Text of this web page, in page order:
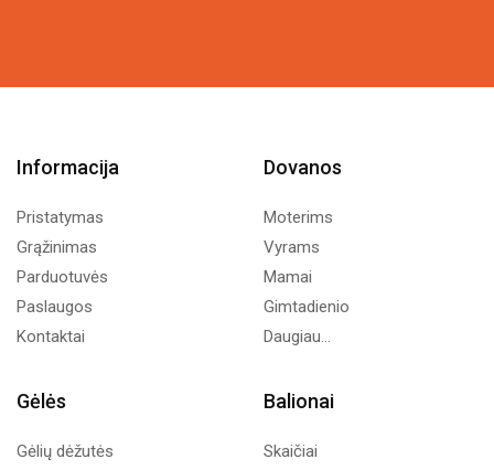
Informacija
Pristatymas
Grąžinimas
Parduotuvės
Paslaugos
Kontaktai
Dovanos
Moterims
Vyrams
Mamai
Gimtadienio
Daugiau...
Gėlės
Gėlių dėžutės
Balionai
Skaičiai